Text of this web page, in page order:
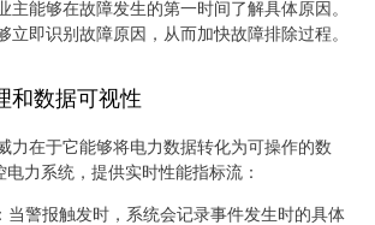
主能够在故障发生的第一时间了解具体原因。
立即识别故障原因，从而加快故障排除过程。
和数据可视性
力在于它能够将电力数据转化为可操作的数
电力系统，提供实时性能指标流：
当警报触发时，系统会记录事件发生时的具体